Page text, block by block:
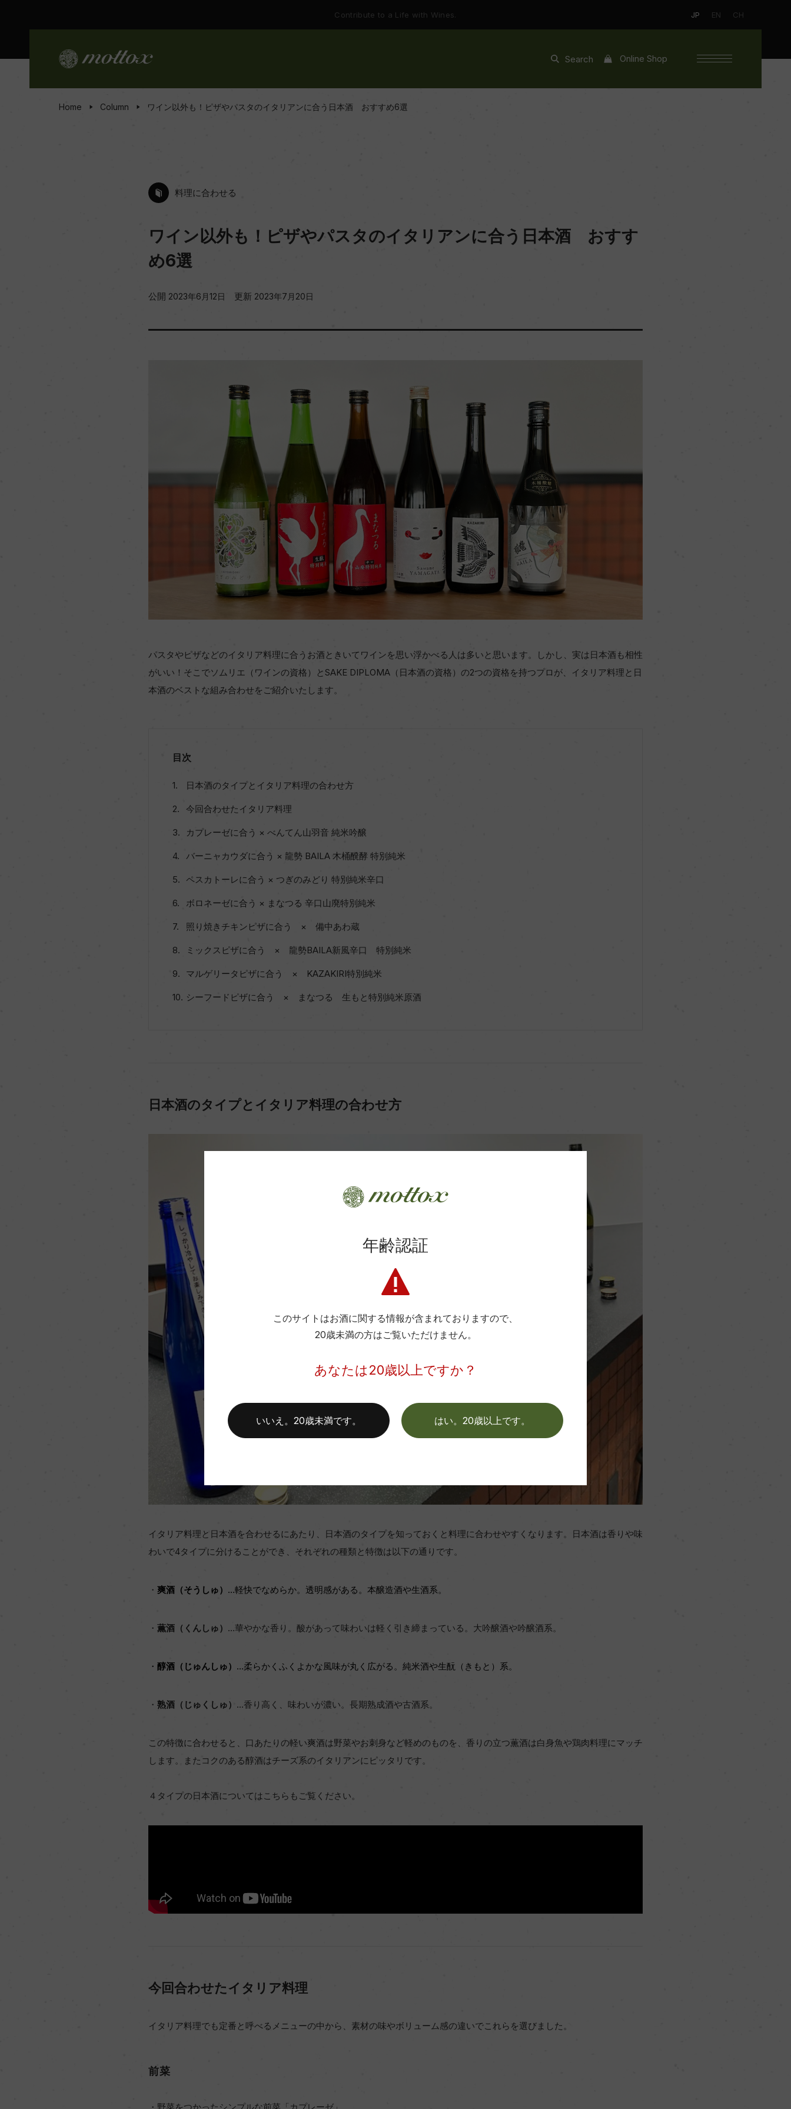
Contribute to a Life with Wines. JP EN CH
Search Online Shop
Home Column ワイン以外も！ピザやパスタのイタリアンに合う日本酒 おすすめ6選
料理に合わせる
ワイン以外も！ピザやパスタのイタリアンに合う日本酒 おすす
め6選
公開 2023年6月12日 更新 2023年7月20日
パスタやピザなどのイタリア料理に合うお酒ときいてワインを思い浮かべる人は多いと思います。しかし、実は日本酒も相性
がいい！そこでソムリエ（ワインの資格）とSAKE DIPLOMA（日本酒の資格）の2つの資格を持つプロが、イタリア料理と日
本酒のベストな組み合わせをご紹介いたします。
目次
日本酒のタイプとイタリア料理の合わせ方
今回合わせたイタリア料理
カプレーゼに合う × べんてん山羽音 純米吟醸
バーニャカウダに合う × 龍勢 BAILA 木桶醗酵 特別純米
ペスカトーレに合う × つぎのみどり 特別純米辛口
ボロネーゼに合う × まなつる 辛口山廃特別純米
照り焼きチキンピザに合う × 備中あわ蔵
ミックスピザに合う × 龍勢BAILA新風辛口 特別純米
マルゲリータピザに合う × KAZAKIRI特別純米
シーフードピザに合う × まなつる 生もと特別純米原酒
日本酒のタイプとイタリア料理の合わせ方
イタリア料理と日本酒を合わせるにあたり、日本酒のタイプを知っておくと料理に合わせやすくなります。日本酒は香りや味
わいで4タイプに分けることができ、それぞれの種類と特徴は以下の通りです。
・ 爽酒（そうしゅ） …軽快でなめらか。透明感がある。本醸造酒や生酒系。
・ 薫酒（くんしゅ） …華やかな香り。酸があって味わいは軽く引き締まっている。大吟醸酒や吟醸酒系。
・ 醇酒（じゅんしゅ） …柔らかくふくよかな風味が丸く広がる。純米酒や生酛（きもと）系。
・ 熟酒（じゅくしゅ） …香り高く、味わいが濃い。長期熟成酒や古酒系。
この特徴に合わせると、口あたりの軽い爽酒は野菜やお刺身など軽めのものを、香りの立つ薫酒は白身魚や鶏肉料理にマッチ
します。またコクのある醇酒はチーズ系のイタリアンにピッタリです。
４タイプの日本酒についてはこちらもご覧ください。
今回合わせたイタリア料理
イタリア料理でも定番と呼べるメニューの中から、素材の味やボリューム感の違いでこれらを選びました。
前菜
年齢認証
このサイトはお酒に関する情報が含まれておりますので、
20歳未満の方はご覧いただけません。
あなたは20歳以上ですか？
はい。20歳以上です。
いいえ。20歳未満です。